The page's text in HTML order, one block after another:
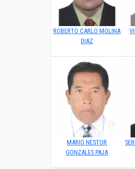
ROBERTO CARLO MOLINA
DIAZ
MARIO NESTOR
GONZALES PAJA